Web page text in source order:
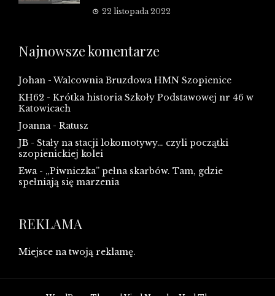
22 listopada 2022
Najnowsze komentarze
Johan -Walcownia Bruzdowa HMN Szopienice
KH62 - Krótka historia Szkoły Podstawowej nr 46 w
Katowicach
Joanna- Ratusz
JB - Stały na stacji lokomotywy… czyli początki
szopienickiej kolei
Ewa- „Piwniczka” pełna skarbów. Tam, gdzie
spełniają się marzenia
REKLAMA
Miejsce na twoją reklamę.